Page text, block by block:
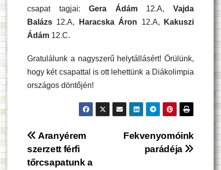
csapat tagjai:Gera Ádám 12.A,Vajda
Balázs 12.A, Haracska Áron 12.A,
Kakuszi
Ádám 12.C.
Gratulálunk a nagyszerű helytállásért! Örülünk,
hogy két csapattal is ott lehettünk a Diákolimpia
országos döntőjén!
Bejegyzés
navigáció
Fekvenyomóink
parádéja
Aranyérem
szerzett férfi
tőrcsapatunk a